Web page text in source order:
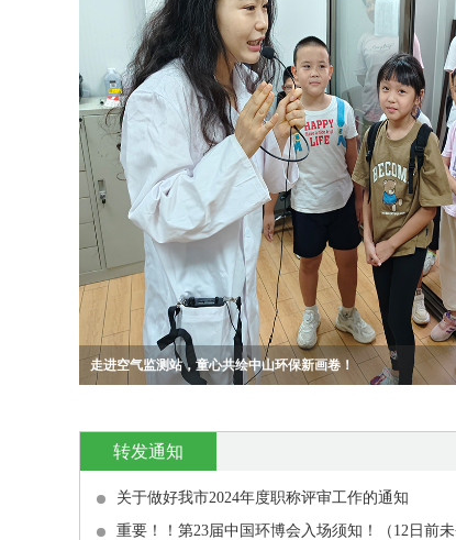
走进空气监测站，童心共绘中山环保新画卷！
转发通知
关于做好我市2024年度职称评审工作的通知